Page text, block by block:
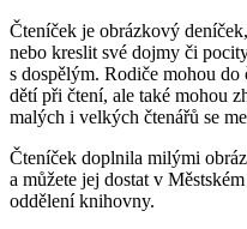
Čteníček je obrázkový
nebo kreslit své dojmy či
s dospělým. Rodiče mohou
dětí při čtení, ale také mohou
malých i velkých čtenářů se
Čteníček doplnila milými
a můžete jej dostat v
oddělení knihovny.